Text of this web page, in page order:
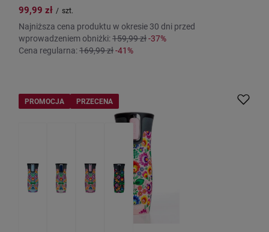
99,99 zł / szt.
Najniższa cena produktu w okresie 30 dni przed
wprowadzeniem obniżki:159,99 zł-37%
Cena regularna:169,99 zł-41%
PROMOCJA PRZECENA